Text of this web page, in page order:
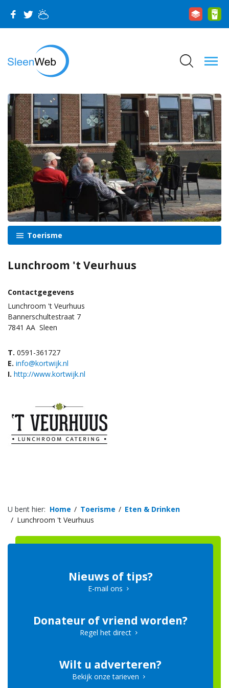
Toerisme
Lunchroom 't Veurhuus
Contactgegevens
Lunchroom 't Veurhuus
Bannerschultestraat 7
7841 AA Sleen
T. 0591-361727
E. info@kortwijk.nl
I. http://www.kortwijk.nl
U bent hier: Home Toerisme
Eten & Drinken
Lunchroom 't Veurhuus
Nieuws of tips?
E-mail ons
Donateur of vriend worden?
Regel het direct
Wilt u adverteren?
Bekijk onze tarieven